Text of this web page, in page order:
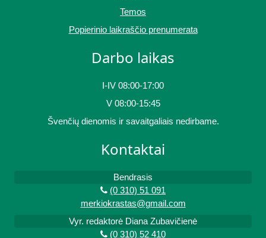
Temos
Popierinio laikraščio prenumerata
Darbo laikas
I-IV 08:00-17:00
V 08:00-15:45
Švenčių dienomis ir savaitgaliais nedirbame.
Kontaktai
Bendrasis
(0 310) 51 091
merkiokrastas@gmail.com
Vyr. redaktorė Diana Zubavičienė
(0 310) 52 410